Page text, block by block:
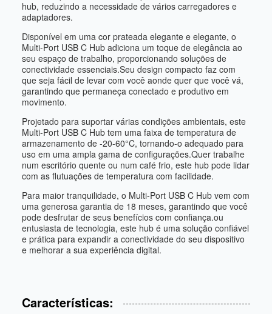
hub, reduzindo a necessidade de vários carregadores e
adaptadores.
Disponível em uma cor prateada elegante e elegante, o
Multi-Port USB C Hub adiciona um toque de elegância ao
seu espaço de trabalho, proporcionando soluções de
conectividade essenciais.Seu design compacto faz com
que seja fácil de levar com você aonde quer que você vá,
garantindo que permaneça conectado e produtivo em
movimento.
Projetado para suportar várias condições ambientais, este
Multi-Port USB C Hub tem uma faixa de temperatura de
armazenamento de -20-60°C, tornando-o adequado para
uso em uma ampla gama de configurações.Quer trabalhe
num escritório quente ou num café frio, este hub pode lidar
com as flutuações de temperatura com facilidade.
Para maior tranquilidade, o Multi-Port USB C Hub vem com
uma generosa garantia de 18 meses, garantindo que você
pode desfrutar de seus benefícios com confiança.ou
entusiasta de tecnologia, este hub é uma solução confiável
e prática para expandir a conectividade do seu dispositivo
e melhorar a sua experiência digital.
Características: